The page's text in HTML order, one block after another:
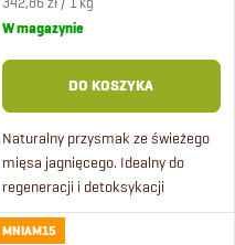
jednostkowa:
W magazynie
DO KOSZYKA
Naturalny przysmak ze świeżego
mięsa jagnięcego. Idealny do
regeneracji i detoksykacji
organizmu dzięki zawartości
glonów Chlorella i korzenia
MNIAM15